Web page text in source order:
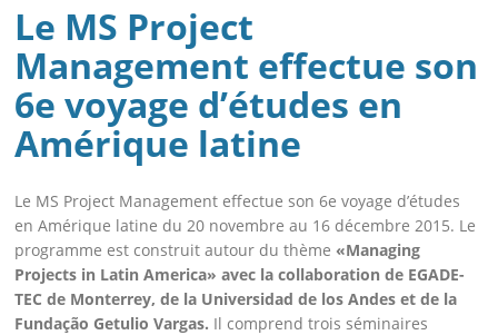
Le MS Project
Management effectue son
6e voyage d’études en
Amérique latine
Le MS Project Management effectue son 6e voyage d’études
en Amérique latine du 20 novembre au 16 décembre 2015. Le
programme est construit autour du thème «Managing
Projects in Latin America» avec la collaboration de EGADE-
TEC de Monterrey, de la Universidad de los Andes et de la
Fundação Getulio Vargas. Il comprend trois séminaires